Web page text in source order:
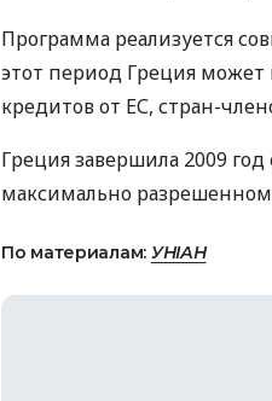
Программа реализуется
этот период Греция
кредитов от ЕС, стран-
Греция завершила 2009
максимально разрешенном
По материалам: УНІАН